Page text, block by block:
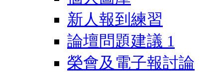
新人報到練習
論壇問題建議 1
榮會及電子報討論